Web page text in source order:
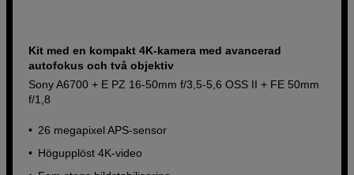
Kit med en kompakt 4K-kamera med avancerad
autofokus och två objektiv
Sony A6700 + E PZ 16-50mm f/3,5-5,6 OSS II + FE 50mm
f/1,8
26 megapixel APS-sensor
Högupplöst 4K-video